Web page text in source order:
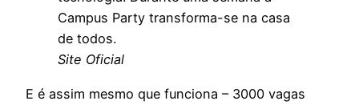
Campus Party transforma-se na casa
de todos.
Site Oficial
E é assim mesmo que funciona – 3000 vagas